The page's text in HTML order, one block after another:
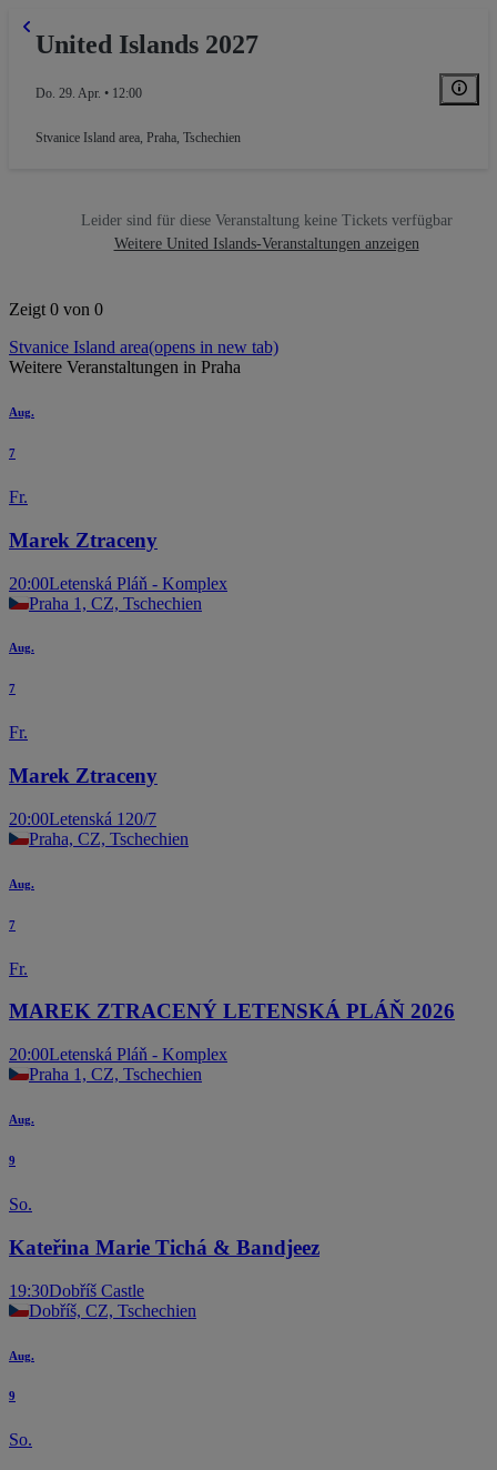
United Islands 2027
Do. 29. Apr. • 12:00
Stvanice Island area, Praha, Tschechien
Leider sind für diese Veranstaltung keine Tickets verfügbar
Weitere United Islands-Veranstaltungen anzeigen
Zeigt 0 von 0
Stvanice Island area(opens in new tab)
Weitere Veranstaltungen in Praha
Aug.
7
Fr.
Marek Ztraceny
20:00Letenská Pláň - Komplex
Praha 1, CZ, Tschechien
Aug.
7
Fr.
Marek Ztraceny
20:00Letenská 120/7
Praha, CZ, Tschechien
Aug.
7
Fr.
MAREK ZTRACENÝ LETENSKÁ PLÁŇ 2026
20:00Letenská Pláň - Komplex
Praha 1, CZ, Tschechien
Aug.
9
So.
Kateřina Marie Tichá & Bandjeez
19:30Dobříš Castle
Dobříš, CZ, Tschechien
Aug.
9
So.